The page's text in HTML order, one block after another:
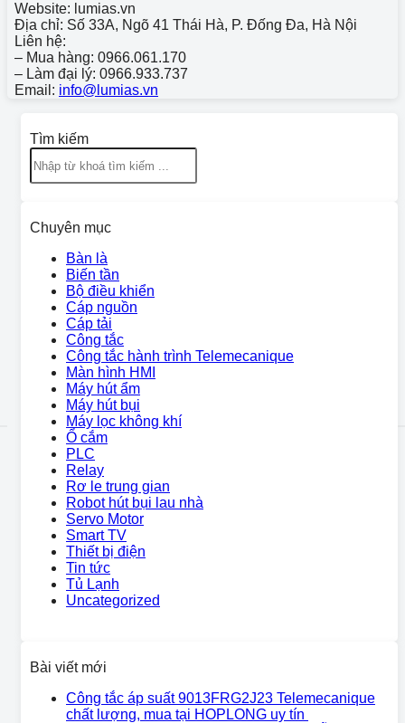
Website: lumias.vn
Địa chỉ: Số 33A, Ngõ 41 Thái Hà, P. Đống Đa, Hà Nội
Liên hệ:
– Mua hàng: 0966.061.170
– Làm đại lý: 0966.933.737
Email: info@lumias.vn
Tìm kiếm
Chuyên mục
Bàn là
Biến tần
Bộ điều khiển
Cáp nguồn
Cáp tải
Công tắc
Công tắc hành trình Telemecanique
Màn hình HMI
Máy hút ẩm
Máy hút bụi
Máy lọc không khí
Ổ cắm
PLC
Relay
Rơ le trung gian
Robot hút bụi lau nhà
Servo Motor
Smart TV
Thiết bị điện
Tin tức
Tủ Lạnh
Uncategorized
Bài viết mới
Công tắc áp suất 9013FRG2J23 Telemecanique
chất lượng, mua tại HOPLONG uy tín